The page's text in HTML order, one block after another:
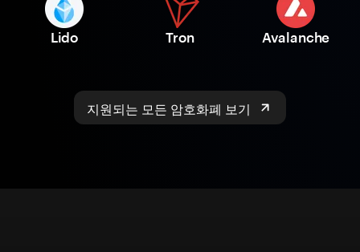
Lido Tron Avalanche
지원되는 모든 암호화폐 보기